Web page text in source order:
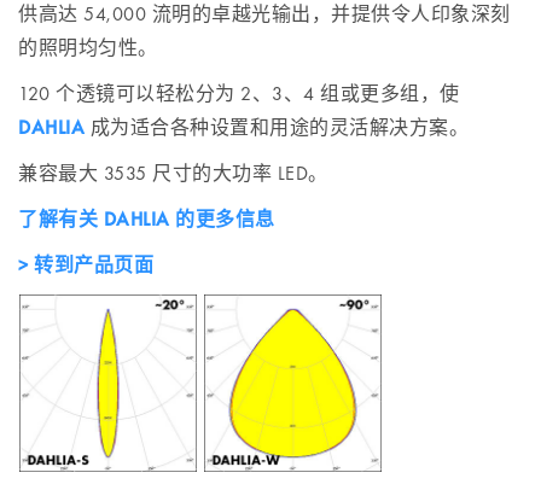
供高达 54,000 流明的卓越光输出，并提供令人印象深刻
的照明均匀性。
120 个透镜可以轻松分为 2、3、4 组或更多组，使
DAHLIA 成为适合各种设置和用途的灵活解决方案。
兼容最大 3535 尺寸的大功率 LED。
了解有关 DAHLIA 的更多信息
> 转到产品页面